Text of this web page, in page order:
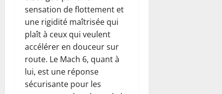
sensation de flottement et
une rigidité maîtrisée qui
plaît à ceux qui veulent
accélérer en douceur sur
route. Le Mach 6, quant à
lui, est une réponse
sécurisante pour les